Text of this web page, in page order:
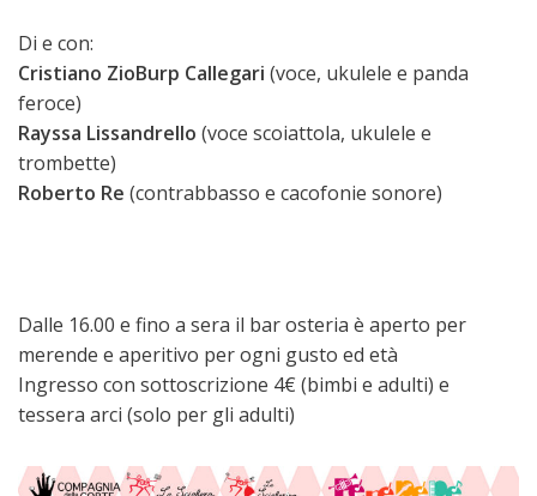
Di e con:
Cristiano ZioBurp Callegari (voce, ukulele e panda
feroce)
Rayssa Lissandrello (voce scoiattola, ukulele e
trombette)
Roberto Re (contrabbasso e cacofonie sonore)
Dalle 16.00 e fino a sera il bar osteria è aperto per
merende e aperitivo per ogni gusto ed età
Ingresso con sottoscrizione 4€ (bimbi e adulti) e
tessera arci (solo per gli adulti)